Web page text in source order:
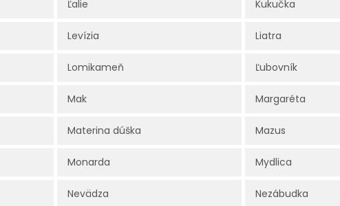
Ľalie Kukučka
Levízia Liatra
Lomikameň Ľubovník
Mak Margaréta
Materina dúška Mazus
Monarda Mydlica
Nevädza Nezábudka